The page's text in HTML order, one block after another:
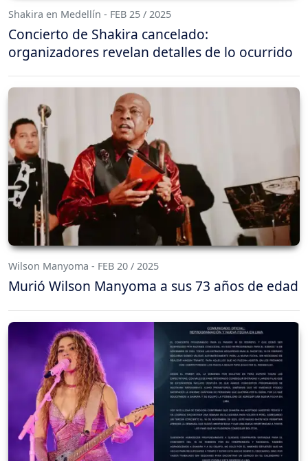
Shakira en Medellín - FEB 25 / 2025
Concierto de Shakira cancelado:
organizadores revelan detalles de lo ocurrido
Wilson Manyoma - FEB 20 / 2025
Murió Wilson Manyoma a sus 73 años de edad